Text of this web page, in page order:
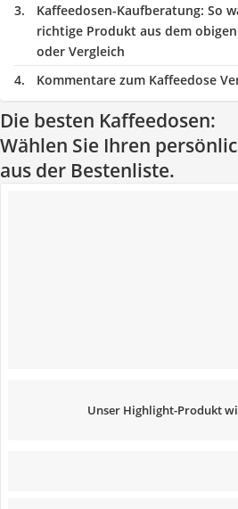
Kaffeedosen-Kaufberatung: So
richtige Produkt aus dem
oder Vergleich
Kommentare zum Kaffeedose
Die besten Kaffeedosen:
Wählen Sie Ihren
aus der Bestenliste.
Unser Highlight-Produkt